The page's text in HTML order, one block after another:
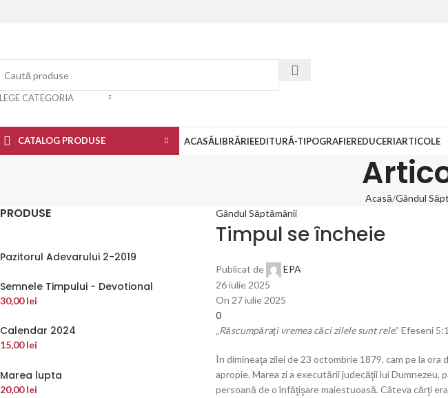
CATEGORIA
CATALOG PRODUSE ACASĂLIBRĂRIEEDITURĂ-TIPOGRAFIEREDUCERIARTICOLE
Acasă Gândul
PRODUSE
Pazitorul Adevarului 2-2019
Semnele Timpului - Devotional
30,00lei
Calendar 2024
15,00lei
Marea lupta
20,00lei
Gândul Săptămânii
Timpul se încheie
Publicat de
EPA
26 iulie 2025
On 27 iulie 2025
0
„Răscumpăraţi vremea căci zilele sunt rele.” Efeseni
În dimineaţa zilei de 23 octombrie 1879, cam pe la
apropie. Marea zi a executării judecăţii lui Dumnezeu,
persoană de o înfăţişare maiestuoasă. Câteva cărţi